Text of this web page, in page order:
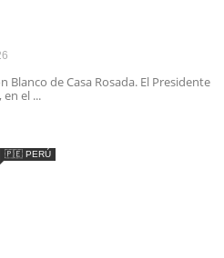
Blanco de Casa Rosada. El Presidente
el ...
🇵🇪 PERÚ